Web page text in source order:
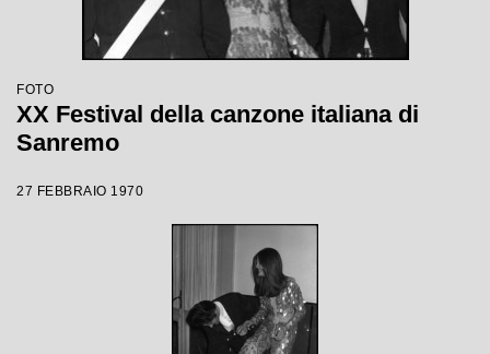
FOTO
XX Festival della canzone italiana di
Sanremo
27 FEBBRAIO 1970